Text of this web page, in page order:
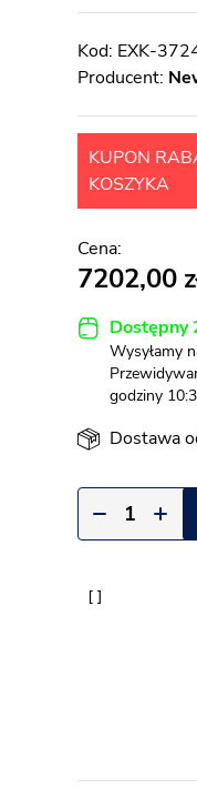
EXK-
Producent:
KUPON
KOSZYKA
7202,00
Dostępny
Wysyłamy
godziny
Dostawa